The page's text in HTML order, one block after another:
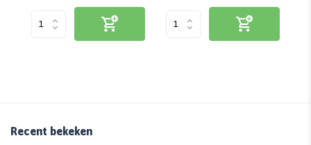
Recent bekeken